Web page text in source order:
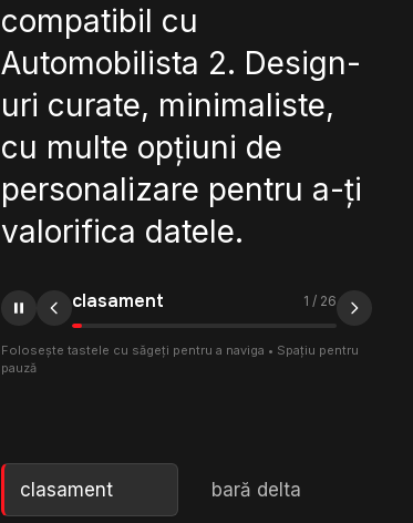
compatibil cu
Automobilista 2. Design-
uri curate, minimaliste,
cu multe opțiuni de
personalizare pentru a-ți
valorifica datele.
clasament 1 / 26
Folosește tastele cu săgeți pentru a naviga • Spațiu pentru
pauză
clasament bară delta